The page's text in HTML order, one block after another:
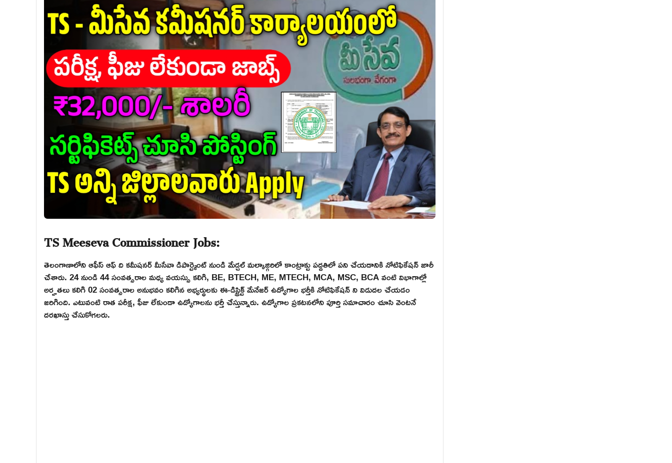
TS Meeseva Commissioner Jobs:
తెలంగాణాలోని ఆఫీస్ ఆఫ్ ది కమీషనర్ మీసేవా డిపార్ట్మెంట్ నుండి మేడ్చల్ మల్కాజ్గిరిలో కాంట్రాక్టు పద్దతిలో పని చేయడానికి నోటిఫికేషన్ జారీ
చేశారు. 24 నుండి 44 సంవత్సరాల మధ్య వయస్సు కలిగి, BE, BTECH, ME, MTECH, MCA, MSC, BCA వంటి విభాగాల్లో
అర్హతలు కలిగి 02 సంవత్సరాల అనుభవం కలిగిన అభ్యర్థులకు ఈ-డిస్ట్రిక్ట్ మేనేజర్ ఉద్యోగాల భర్తీకి నోటిఫికేషన్ ని విడుదల చేయడం
జరిగింది. ఎటువంటి రాత పరీక్ష, ఫీజు లేకుండా ఉద్యోగాలను భర్తీ చేస్తున్నారు. ఉద్యోగాల ప్రకటనలోని పూర్తి సమాచారం చూసి వెంటనే
దరఖాస్తు చేసుకోగలరు.